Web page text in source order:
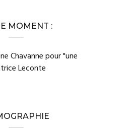
MOMENT :
Chavanne pour "une
Leconte